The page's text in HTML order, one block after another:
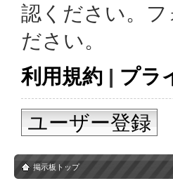
認ください。
ださい。
利用規約 | プラ
ユーザー登録
掲示板トップ